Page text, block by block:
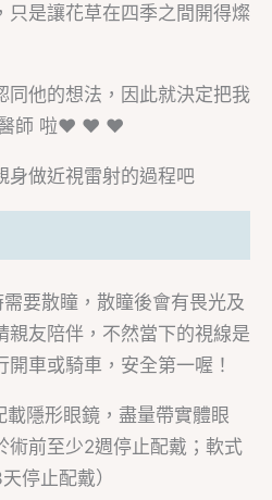
只是讓花草在四季之間開得燦
同他的想法，因此就決定把我
醫師 啦❤︎ ❤︎ ❤︎
身做近視雷射的過程吧
要散瞳，散瞳後會有畏光及
親友陪伴，不然當下的視線是
車或騎車，安全第一喔！
隱形眼鏡，盡量帶實體眼
術前至少2週停止配戴；軟式
停止配戴）